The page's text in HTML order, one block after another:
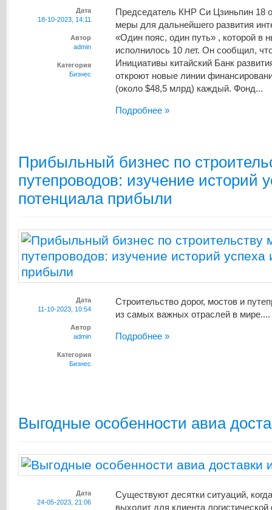
Дата
18-10-2023, 14:11
Автор
admin
Категория
Бизнес
Председатель КНР Си Цзиньпин 18
меры для дальнейшего развития
«Один пояс, один путь» , которой в
исполнилось 10 лет. Он сообщил,
Инициативы китайский Банк
откроют новые линии
(около $48,5 млрд) каждый. Фонд...
Подробнее »
Прибыльный бизнес по
путепроводов: изучение историй
потенциала прибыли
Дата
11-10-2023, 10:54
Автор
admin
Категория
Бизнес
Строительство дорог, мостов и
из самых важных отраслей в мире....
Подробнее »
Выгодные особенности авиа
Дата
24-05-2023, 21:06
Существуют десятки ситуаций,
выходит для клиента